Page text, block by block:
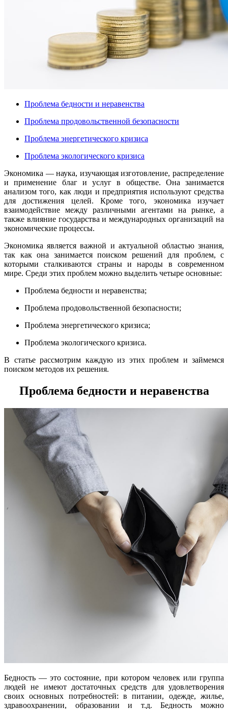
Проблема бедности и неравенства
Проблема продовольственной безопасности
Проблема энергетического кризиса
Проблема экологического кризиса
Экономика — наука, изучающая изготовление, распределение
и применение благ и услуг в обществе. Она занимается
анализом того, как люди и предприятия используют средства
для достижения целей. Кроме того, экономика изучает
взаимодействие между различными агентами на рынке, а
также влияние государства и международных организаций на
экономические процессы.
Экономика является важной и актуальной областью знания,
так как она занимается поиском решений для проблем, с
которыми сталкиваются страны и народы в современном
мире. Среди этих проблем можно выделить четыре основные:
Проблема бедности и неравенства;
Проблема продовольственной безопасности;
Проблема энергетического кризиса;
Проблема экологического кризиса.
В статье рассмотрим каждую из этих проблем и займемся
поиском методов их решения.
Проблема бедности и неравенства
Бедность — это состояние, при котором человек или группа
людей не имеют достаточных средств для удовлетворения
своих основных потребностей: в питании, одежде, жилье,
здравоохранении, образовании и т.д. Бедность можно